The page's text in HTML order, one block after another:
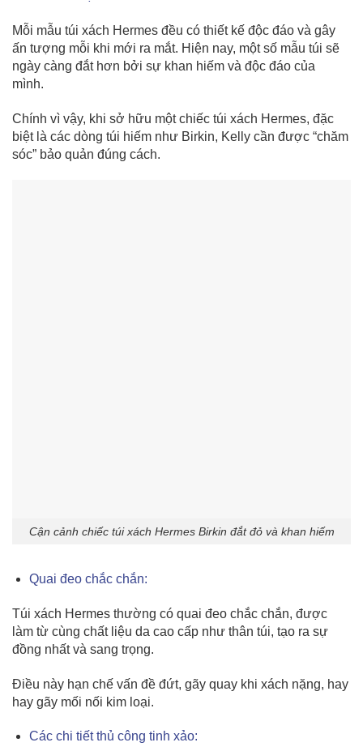
Mỗi mẫu túi xách Hermes đều có thiết kế độc đáo và gây
ấn tượng mỗi khi mới ra mắt. Hiện nay, một số mẫu túi sẽ
ngày càng đắt hơn bởi sự khan hiếm và độc đáo của
mình.
Chính vì vậy, khi sở hữu một chiếc túi xách Hermes, đặc
biệt là các dòng túi hiếm như Birkin, Kelly cần được “chăm
sóc” bảo quản đúng cách.
Cận cảnh chiếc túi xách Hermes Birkin đắt đỏ và khan hiếm
Quai đeo chắc chắn:
Túi xách Hermes thường có quai đeo chắc chắn, được
làm từ cùng chất liệu da cao cấp như thân túi, tạo ra sự
đồng nhất và sang trọng.
Điều này hạn chế vấn đề đứt, gãy quay khi xách nặng, hay
hay gãy mối nối kim loại.
Các chi tiết thủ công tinh xảo: